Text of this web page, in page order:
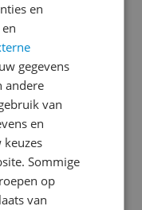
en
gegevens
andere
van
en
keuzes
Sommige
op
van